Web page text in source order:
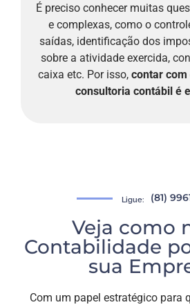
É preciso conhecer muitas
e complexas, como o
saídas, identificação dos
sobre a atividade exercida,
caixa etc. Por isso, contar com
consultoria contábil é
Ligue: (81)
Veja como
Contabilidade
sua
Com um papel estratégico para